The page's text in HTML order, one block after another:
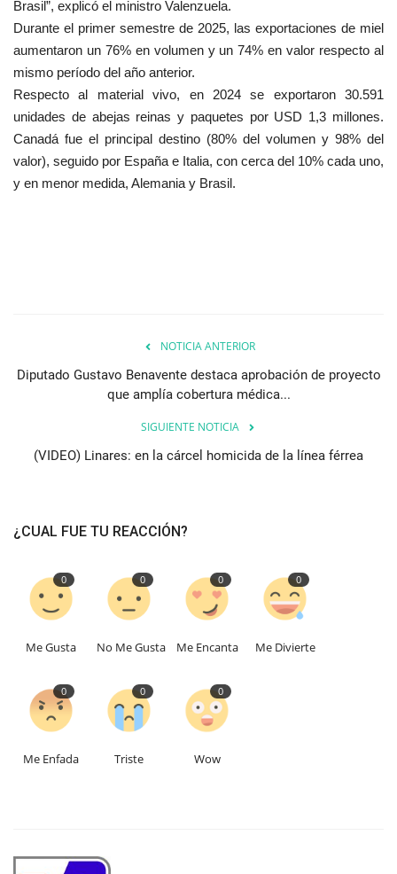
Brasil”, explicó el ministro Valenzuela.
Durante el primer semestre de 2025, las exportaciones de miel
aumentaron un 76% en volumen y un 74% en valor respecto al
mismo período del año anterior.
Respecto al material vivo, en 2024 se exportaron 30.591
unidades de abejas reinas y paquetes por USD 1,3 millones.
Canadá fue el principal destino (80% del volumen y 98% del
valor), seguido por España e Italia, con cerca del 10% cada uno,
y en menor medida, Alemania y Brasil.
NOTICIA ANTERIOR
Diputado Gustavo Benavente destaca aprobación de proyecto
que amplía cobertura médica...
SIGUIENTE NOTICIA
(VIDEO) Linares: en la cárcel homicida de la línea férrea
¿CUAL FUE TU REACCIÓN?
0
Me Gusta
0
No Me Gusta
0
Me Encanta
0
Me Divierte
0
Me Enfada
0
Triste
0
Wow